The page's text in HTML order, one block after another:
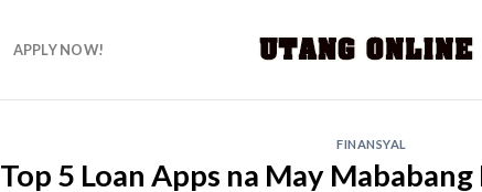
APPLY NOW!
FINANSYAL
Top 5 Loan Apps na May